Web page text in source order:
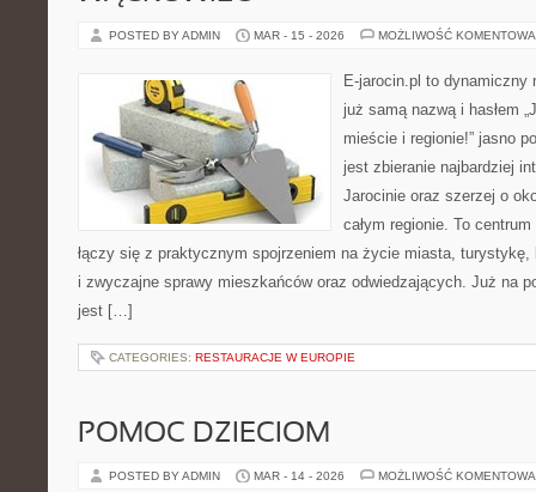
POSTED BY ADMIN MAR - 15 - 2026 MOŻLIWOŚĆ
E-jarocin.pl to dynamiczny
już samą nazwą i hasłem
mieście i regionie!” jasno
jest zbieranie najbardziej
Jarocinie oraz szerzej o
całym regionie. To
łączy się z praktycznym spojrzeniem na życie miasta, turystykę,
i zwyczajne sprawy mieszkańców oraz odwiedzających. Już na
jest […]
CATEGORIES: RESTAURACJE W EUROPIE
POMOC DZIECIOM
POSTED BY ADMIN MAR - 14 - 2026 MOŻLIWOŚĆ